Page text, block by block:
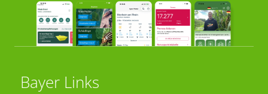
Bayer Links